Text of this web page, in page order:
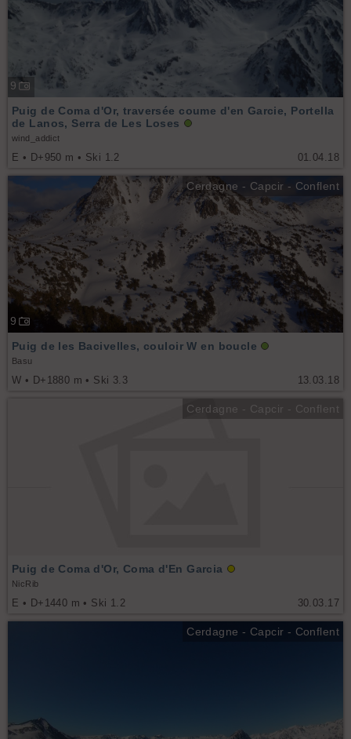
9
01.04.18
Puig de Coma d'Or, traversée coume d'en Garcie, Portella
de Lanos, Serra de Les Loses
wind_addict
E • D+950 m • Ski 1.2
Cerdagne - Capcir - Conflent
9
13.03.18
Puig de les Bacivelles, couloir W en boucle
Basu
W • D+1880 m • Ski 3.3
Cerdagne - Capcir - Conflent
30.03.17
Puig de Coma d'Or, Coma d'En Garcia
NicRib
E • D+1440 m • Ski 1.2
Cerdagne - Capcir - Conflent